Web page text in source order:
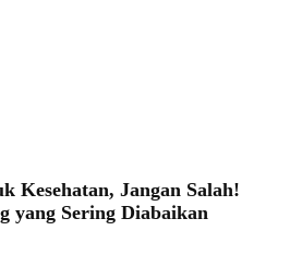
Kesehatan, Jangan Salah!
yang Sering Diabaikan